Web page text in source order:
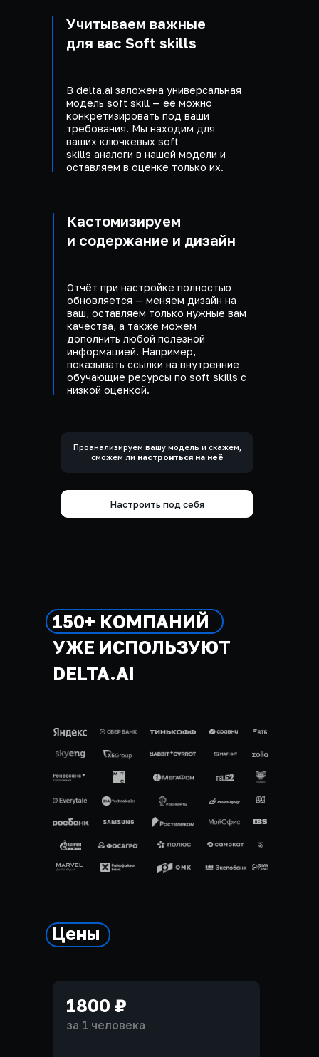
Учитываем важные
для вас Soft skills
В delta.ai заложена универсальная
модель soft skill — её можно
конкретизировать под ваши
требования. Мы находим для
ваших ключкевых soft
skills аналоги в нашей модели и
оставляем в оценке только их.
Кастомизируем
и содержание и дизайн
Проанализируем вашу модель и скажем,
сможем ли настроиться на неё
Отчёт при настройке полностью
обновляется — меняем дизайн на
ваш, оставляем только нужные вам
качества, а также можем
дополнить любой полезной
информацией. Например,
показывать ссылки на внутренние
обучающие ресурсы по soft skills с
низкой оценкой.
Настроить под себя
150+ КОМПАНИЙ
УЖЕ ИСПОЛЬЗУЮТ
DELTA.AI
Цены
1800 ₽
за 1 человека